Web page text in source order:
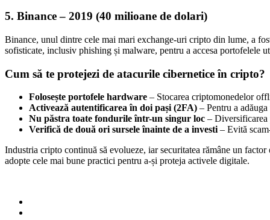
5. Binance – 2019 (40 milioane de dolari)
Binance, unul dintre cele mai mari exchange-uri cripto din lume, a
sofisticate, inclusiv phishing și malware, pentru a accesa portofelele
Cum să te protejezi de atacurile cibernetice în cripto?
Folosește portofele hardware – Stocarea criptomonedelor
Activează autentificarea în doi pași (2FA) – Pentru a
Nu păstra toate fondurile într-un singur loc –
Verifică de două ori sursele înainte de a investi – Evită
Industria cripto continuă să evolueze, iar securitatea rămâne un
adopte cele mai bune practici pentru a-și proteja activele digitale.